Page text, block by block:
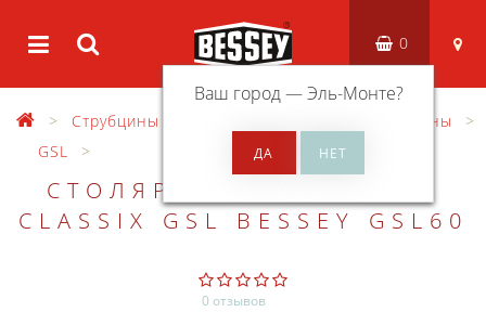
Ваш город —Эль-Монте?
0
Струбцины
Высокоэффективные струбцины
GSL
СТОЛЯРНАЯ СТРУБЦИНА
CLASSIX GSL BESSEY GSL60
0 отзывов